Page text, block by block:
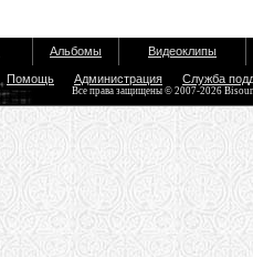
Альбомы Видеоклипы
Помощь Администрация Служба
Все права защищены © 2007-2026